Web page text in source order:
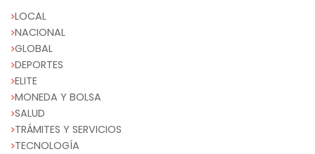
LOCAL
NACIONAL
GLOBAL
DEPORTES
ELITE
MONEDA Y BOLSA
SALUD
TRÁMITES Y SERVICIOS
TECNOLOGÍA